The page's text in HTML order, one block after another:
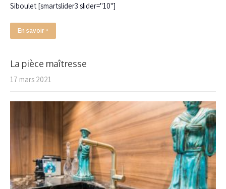
Siboulet [smartslider3 slider="10"]
En savoir +
La pièce maîtresse
17 mars 2021